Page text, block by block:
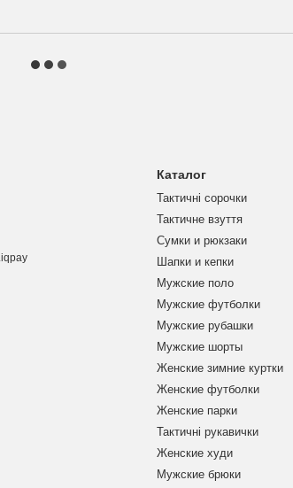
Каталог
Тактичні сорочки
Тактичне взуття
Сумки и рюкзаки
Шапки и кепки
Мужские поло
Мужские футболки
Мужские рубашки
Мужские шорты
Женские зимние куртки
Женские футболки
Женские парки
Тактичні рукавички
Женские худи
Мужские брюки